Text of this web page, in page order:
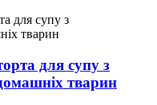
для супу з
тварин